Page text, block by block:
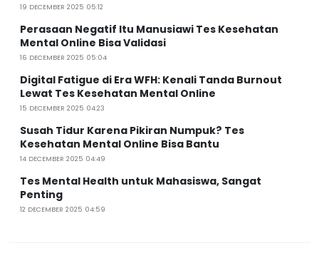
19 DECEMBER 2025 05:12
Perasaan Negatif Itu Manusiawi Tes Kesehatan
Mental Online Bisa Validasi
16 DECEMBER 2025 05:04
Digital Fatigue di Era WFH: Kenali Tanda Burnout
Lewat Tes Kesehatan Mental Online
15 DECEMBER 2025 04:23
Susah Tidur Karena Pikiran Numpuk? Tes
Kesehatan Mental Online Bisa Bantu
14 DECEMBER 2025 04:49
Tes Mental Health untuk Mahasiswa, Sangat
Penting
12 DECEMBER 2025 04:59